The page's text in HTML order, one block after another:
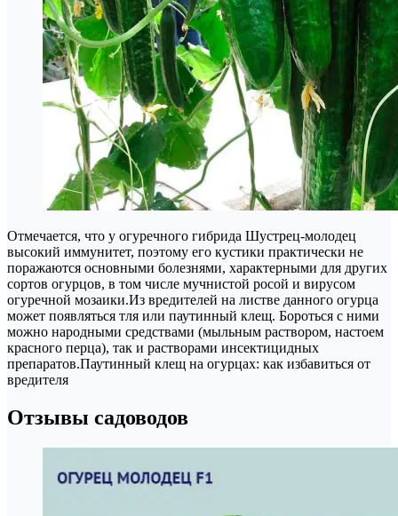
Отмечается, что у огуречного гибрида Шустрец-молодец
высокий иммунитет, поэтому его кустики практически не
поражаются основными болезнями, характерными для других
сортов огурцов, в том числе мучнистой росой и вирусом
огуречной мозаики.Из вредителей на листве данного огурца
может появляться тля или паутинный клещ. Бороться с ними
можно народными средствами (мыльным раствором, настоем
красного перца), так и растворами инсектицидных
препаратов.Паутинный клещ на огурцах: как избавиться от
вредителя
Отзывы садоводов